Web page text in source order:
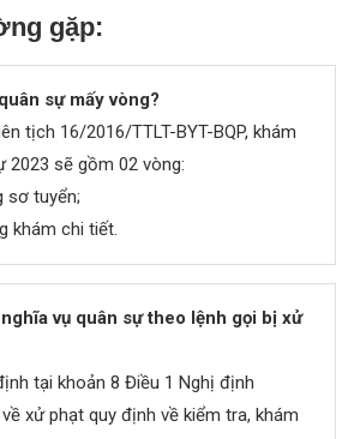
gặp:
sự mấy vòng?
tịch 16/2016/TTLT-BYT-BQP, khám
2023 sẽ gồm 02 vòng:
sơ tuyển;
khám chi tiết.
vụ quân sự theo lệnh gọi bị xử
tại khoản 8 Điều 1 Nghị định
xử phạt quy định về kiểm tra, khám